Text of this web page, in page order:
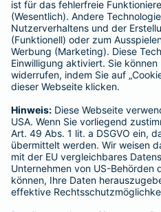
BELIEBTE
Kranken-
Adresse
Schaden